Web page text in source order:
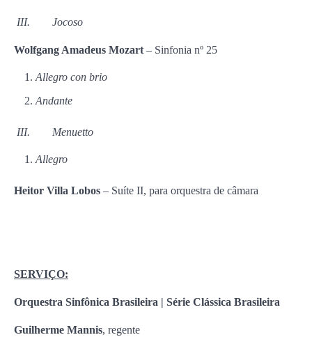
III. Jocoso
Wolfgang Amadeus Mozart– Sinfonia nº 25
Allegro con brio
Andante
III. Menuetto
Allegro
Heitor Villa Lobos – Suíte II, para orquestra de câmara
SERVIÇO:
Orquestra Sinfônica Brasileira | Série Clássica Brasileira
Guilherme Mannis, regente